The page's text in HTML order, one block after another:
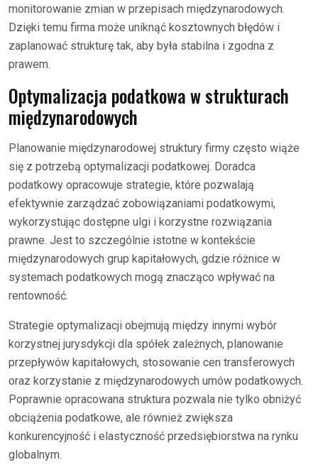
monitorowanie zmian w przepisach międzynarodowych.
Dzięki temu firma może uniknąć kosztownych błędów i
zaplanować strukturę tak, aby była stabilna i zgodna z
prawem.
Optymalizacja podatkowa w strukturach
międzynarodowych
Planowanie międzynarodowej struktury firmy często wiąże
się z potrzebą optymalizacji podatkowej. Doradca
podatkowy opracowuje strategie, które pozwalają
efektywnie zarządzać zobowiązaniami podatkowymi,
wykorzystując dostępne ulgi i korzystne rozwiązania
prawne. Jest to szczególnie istotne w kontekście
międzynarodowych grup kapitałowych, gdzie różnice w
systemach podatkowych mogą znacząco wpływać na
rentowność.
Strategie optymalizacji obejmują między innymi wybór
korzystnej jurysdykcji dla spółek zależnych, planowanie
przepływów kapitałowych, stosowanie cen transferowych
oraz korzystanie z międzynarodowych umów podatkowych.
Poprawnie opracowana struktura pozwala nie tylko obniżyć
obciążenia podatkowe, ale również zwiększa
konkurencyjność i elastyczność przedsiębiorstwa na rynku
globalnym.